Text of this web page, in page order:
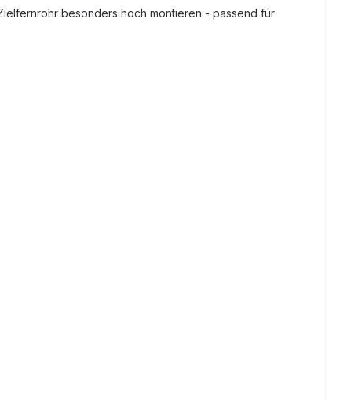
besonders hoch montieren - passend für